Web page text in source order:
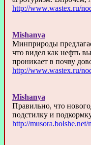
http://www.wastex.ru/
Mishanya
Минприроды
что видел как нефть
проникает в почву
http://www.wastex.ru/
Mishanya
Правильно, что
подстилку и
http://